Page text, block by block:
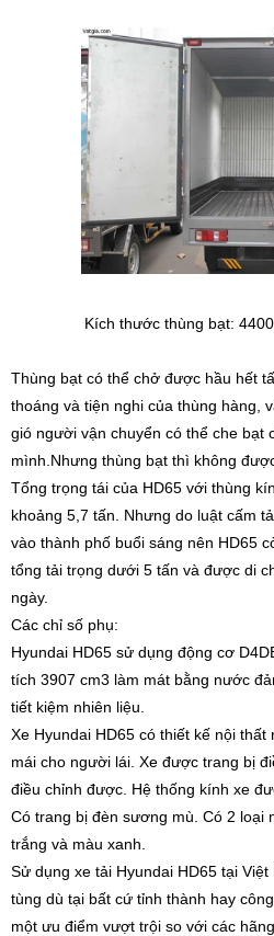
Kích thước thùng bạt:
Thùng bạt có thể chở được hầu hết
thoáng và tiện nghi của thùng hàng,
gió người vận chuyển có thể che bạt
mình.Nhưng thùng bạt thì không
Tổng trọng tái của HD65 với thùng
khoảng 5,7 tấn. Nhưng do luật cấm
vào thành phố buổi sáng nên HD65
tổng tải trọng dưới 5 tấn và được di
ngày.
Các chỉ số phụ:
Hyundai HD65 sử dụng động cơ
tích 3907 cm3 làm mát bằng nước
tiết kiệm nhiên liệu.
Xe Hyundai HD65 có thiết kế nội
mái cho người lái. Xe được trang bị
điều chỉnh được. Hệ thống kính xe
Có trang bị đèn sương mù. Có 2 loại
trắng và màu xanh.
Sử dụng xe tải Hyundai HD65 tại
tùng dù tại bất cứ tỉnh thành hay
một ưu điểm vượt trội so với các